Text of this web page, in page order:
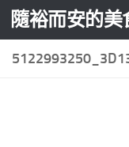
Skip to content
隨裕而安的美